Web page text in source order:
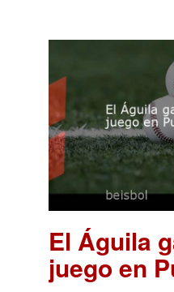
El Águila
juego en